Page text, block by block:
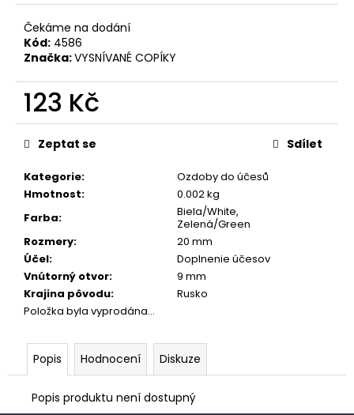
Čekáme na dodání
Kód: 4586
Značka:VYSNÍVANÉ COPÍKY
123 Kč
Měrná
cena:
Kategorie:
Ozdoby do účesů
Hmotnost:
0.002 kg
Farba:
Biela/White,
Zelená/Green
Rozmery:
20 mm
Účel:
Doplnenie účesov
Vnútorný otvor:
9 mm
Krajina pôvodu:
Rusko
Položka byla vyprodána…
Zeptat se Sdílet
Popis Hodnocení Diskuze
Popis produktu není dostupný
o
u
č
u
e